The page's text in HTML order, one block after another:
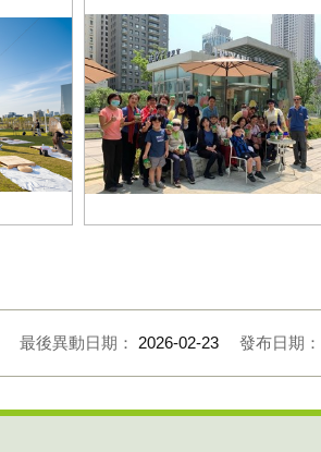
索設施
最後異動日期： 2026-02-23 發布日期：